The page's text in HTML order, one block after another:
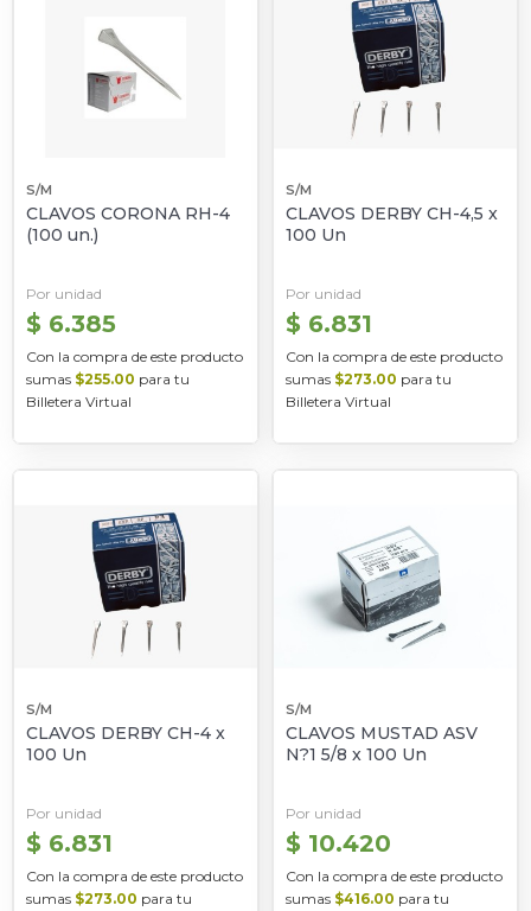
S/M
CLAVOS CORONA RH-4
(100 un.)
Por unidad
$ 6.385
Con la compra de este producto
sumas $255.00 para tu
Billetera Virtual
S/M
CLAVOS DERBY CH-4,5 x
100 Un
Por unidad
$ 6.831
Con la compra de este producto
sumas $273.00 para tu
Billetera Virtual
S/M
CLAVOS DERBY CH-4 x
100 Un
Por unidad
$ 6.831
Con la compra de este producto
sumas $273.00 para tu
S/M
CLAVOS MUSTAD ASV
N?1 5/8 x 100 Un
Por unidad
$ 10.420
Con la compra de este producto
sumas $416.00 para tu